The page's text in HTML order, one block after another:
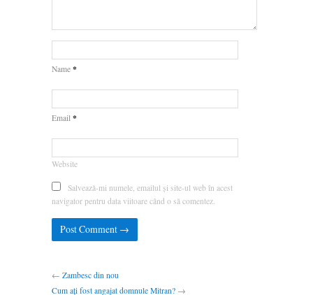
Name *
Email *
Website
Salvează-mi numele, emailul și site-ul web în acest
navigator pentru data viitoare când o să comentez.
← Zambesc din nou
Cum ați fost angajat domnule Mitran? →